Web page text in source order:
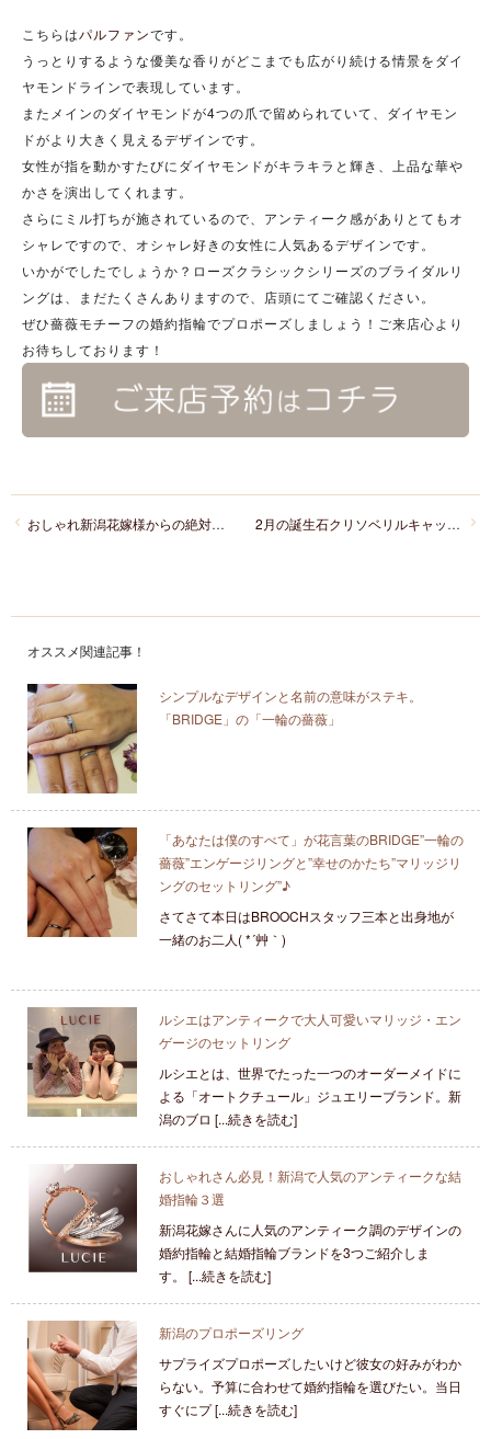
こちらはパルファンです。
うっとりするような優美な香りがどこまでも広がり続ける情景をダイ
ヤモンドラインで表現しています。
またメインのダイヤモンドが4つの爪で留められていて、ダイヤモン
ドがより大きく見えるデザインです。
女性が指を動かすたびにダイヤモンドがキラキラと輝き、上品な華や
かさを演出してくれます。
さらにミル打ちが施されているので、アンティーク感がありとてもオ
シャレですので、オシャレ好きの女性に人気あるデザインです。
いかがでしたでしょうか？ローズクラシックシリーズのブライダルリ
ングは、まだたくさんありますので、店頭にてご確認ください。
ぜひ薔薇モチーフの婚約指輪でプロポーズしましょう！ご来店心より
お待ちしております！
2月の誕生石クリソベリルキャッツアイってどんな宝石か新潟の宝石商に聞いた
おしゃれ新潟花嫁様からの絶対的な支持！？オレッキオのおしゃれかわいい婚約指輪厳選３
オススメ関連記事！
シンプルなデザインと名前の意味がステキ。
「BRIDGE」の「一輪の薔薇」
「あなたは僕のすべて」が花言葉のBRIDGE”一輪の
薔薇”エンゲージリングと”幸せのかたち”マリッジリ
ングのセットリング”♪
さてさて本日はBROOCHスタッフ三本と出身地が
一緒のお二人( *´艸｀)
ルシエはアンティークで大人可愛いマリッジ・エン
ゲージのセットリング
ルシエとは、世界でたった一つのオーダーメイドに
よる「オートクチュール」ジュエリーブランド。新
潟のブロ [...続きを読む]
おしゃれさん必見！新潟で人気のアンティークな結
婚指輪３選
新潟花嫁さんに人気のアンティーク調のデザインの
婚約指輪と結婚指輪ブランドを3つご紹介しま
す。 [...続きを読む]
新潟のプロポーズリング
サプライズプロポーズしたいけど彼女の好みがわか
らない。予算に合わせて婚約指輪を選びたい。当日
すぐにプ [...続きを読む]